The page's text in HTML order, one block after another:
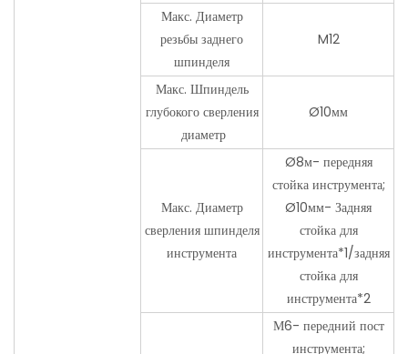
Макс. Диаметр
резьбы заднего
шпинделя
M12
Макс. Шпиндель
глубокого сверления
диаметр
Ø10мм
Макс. Диаметр
сверления шпинделя
инструмента
Ø8м- передняя
стойка инструмента;
Ø10мм- Задняя
стойка для
инструмента*1/задняя
стойка для
инструмента*2
М6- передний пост
инструмента;